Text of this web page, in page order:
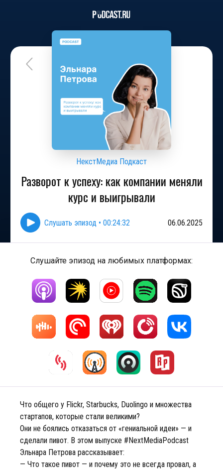
НекстМедиа Подкаст
Разворот к успеху: как компании меняли
курс и выигрывали
Слушать эпизод • 00:24:32 06.06.2025
Слушайте эпизод на любимых платформах:
Что общего у Flickr, Starbucks, Duolingo и множества
стартапов, которые стали великими?
Они не боялись отказаться от «гениальной идеи» — и
сделали пивот. В этом выпуске #NextMediaPodcast
Эльнара Петрова рассказывает:
— Что такое пивот — и почему это не всегда провал, а